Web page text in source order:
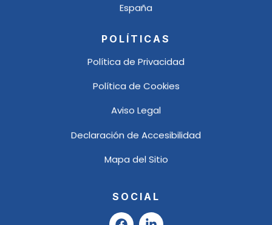
España
POLÍTICAS
Política de Privacidad
Política de Cookies
Aviso Legal
Declaración de Accesibilidad
Mapa del Sitio
SOCIAL
F
L